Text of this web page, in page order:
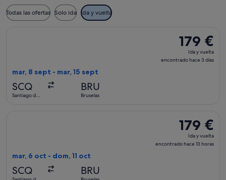
Todas las ofertas Solo ida Ida y vuelta
179 €
Ida
y
179 €
Ida y vuelta
encontrado hace 3 días
mar, 8 sept - mar, 15 sept
SCQ
Santiago de
BRU
Bruselas
179 €
Ida
y
179 €
Ida y vuelta
encontrado hace 13 horas
mar, 6 oct - dom, 11 oct
SCQ BRU